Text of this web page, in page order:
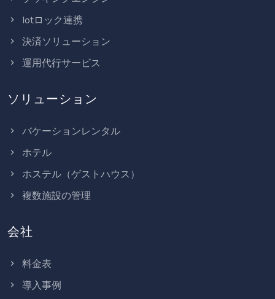
Iotロック連携
決済ソリューション
運用代行サービス
ソリューション
バケーションレンタル
ホテル
ホステル（ゲストハウス）
複数施設の管理
会社
料金表
導入事例